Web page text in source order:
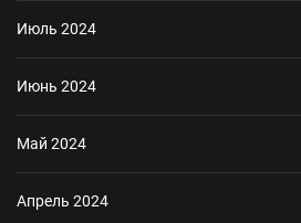
Июль 2024
Июнь 2024
Май 2024
Апрель 2024